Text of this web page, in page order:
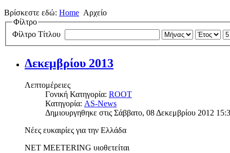
Βρίσκεστε εδώ: Home Αρχείο
Φίλτρο
Φίλτρο Τίτλου
Δεκεμβρίου 2013
Λεπτομέρειες
Γονική Κατηγορία: ROOT
Κατηγορία: AS-News
Δημιουργηθηκε στις Σάββατο, 08 Δεκεμβρίου 2012
Νέες ευκαιρίες για την Ελλάδα
NET MEETERING υιοθετείται